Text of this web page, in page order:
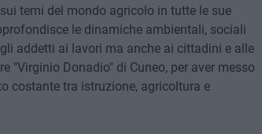
temi del mondo agricolo in tutte le sue
le dinamiche ambientali, sociali
addetti ai lavori ma anche ai cittadini e alle
"Virginio Donadio" di Cuneo, per aver messo
costante tra istruzione, agricoltura e